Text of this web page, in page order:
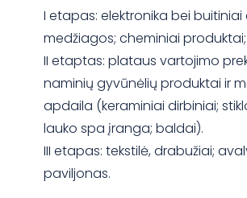
I etapas: elektronika bei
medžiagos; cheminiai
II etaptas: plataus vartojimo
naminių gyvūnėlių produktai ir
apdaila (keraminiai dirbiniai;
lauko spa įranga; baldai).
III etapas: tekstilė, drabužiai;
paviljonas.